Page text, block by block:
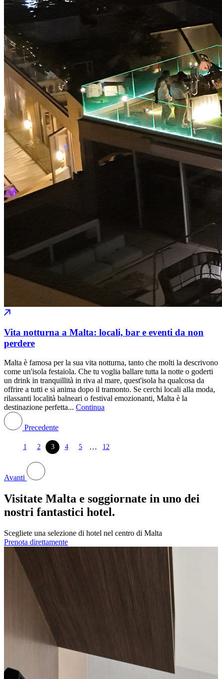
Vita notturna a Malta: locali, bar e eventi da non
perdere
Malta è famosa per la sua vita notturna, tanto che molti la descrivono
come un'isola festaiola. Che tu voglia ballare tutta la notte o goderti
un drink in tranquillità in riva al mare, quest'isola ha qualcosa da
offrire a tutti e si anima dopo il tramonto. Se cerchi locali alla moda,
rilassanti località balneari o festival emozionanti, Malta è la
destinazione perfetta... Continua
Precedente
1 2 3 4 5 … 12
Avanti
Visitate Malta e soggiornate in uno dei
nostri fantastici hotel.
Scegliete una selezione di hotel nel centro di Malta
Prenota direttamente